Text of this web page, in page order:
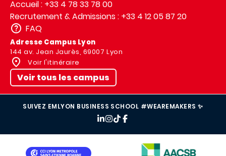
Accueil : +33 4 78 33 78 00
Recrutement & Admissions : +33 4 12 05 87 20
FAQ
Adresse Campus Lyon
144 av. Jean Jaurès, 69007 Lyon
Voir l'itinéraire
Voir tous les campus
SUIVEZ EMLYON BUSINESS SCHOOL #WEAREMAKERS ✨
IMAGE